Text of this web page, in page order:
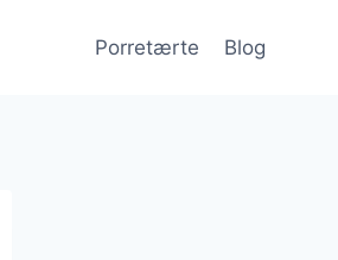
Porretærte Blog